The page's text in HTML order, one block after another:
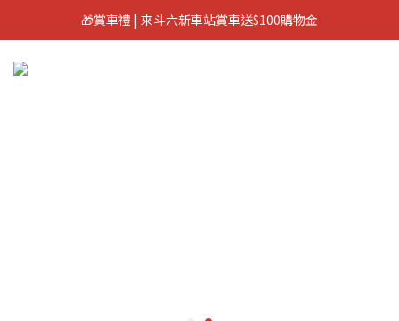
🎁 加入會員立即領100元購物金 🎁
🎁賞車禮 | 來斗六新車站賞車送$100購物金